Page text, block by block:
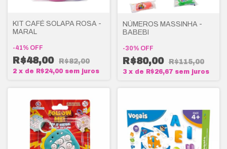
KIT CAFÉ SOLAPA ROSA -
MARAL
-41% OFF
R$48,00 R$82,00
2 x de R$24,00 sem juros
NÚMEROS MASSINHA -
BABEBI
-30% OFF
R$80,00 R$115,00
3 x de R$26,67 sem juros